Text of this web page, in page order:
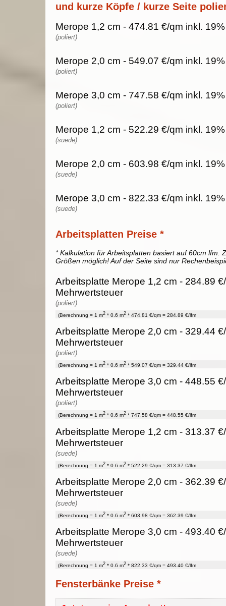
und kurze Köpfe / kurze Seite
Merope 1,2 cm - 474.81 €/qm inkl.
(poliert)
Merope 2,0 cm - 549.07 €/qm inkl.
(poliert)
Merope 3,0 cm - 747.58 €/qm inkl.
(poliert)
Merope 1,2 cm - 522.29 €/qm inkl.
(suede)
Merope 2,0 cm - 603.98 €/qm inkl.
(suede)
Merope 3,0 cm - 822.33 €/qm inkl.
(suede)
Arbeitsplatten Preise *
* Kalkulation für Arbeitsplatten basiert auf 60cm lfm.
Größen möglich! Auf der Seite sind nur
Arbeitsplatte Merope 1,2 cm - 284.89
Mehrwertsteuer
(poliert)
(Berechnung = 1 m2 * 0.6 m2 * 474.81 €/qm = 284.89 €/lfm
Arbeitsplatte Merope 2,0 cm - 329.44
Mehrwertsteuer
(poliert)
(Berechnung = 1 m2 * 0.6 m2 * 549.07 €/qm = 329.44 €/lfm
Arbeitsplatte Merope 3,0 cm - 448.55
Mehrwertsteuer
(poliert)
(Berechnung = 1 m2 * 0.6 m2 * 747.58 €/qm = 448.55 €/lfm
Arbeitsplatte Merope 1,2 cm - 313.37
Mehrwertsteuer
(suede)
(Berechnung = 1 m2 * 0.6 m2 * 522.29 €/qm = 313.37 €/lfm
Arbeitsplatte Merope 2,0 cm - 362.39
Mehrwertsteuer
(suede)
(Berechnung = 1 m2 * 0.6 m2 * 603.98 €/qm = 362.39 €/lfm
Arbeitsplatte Merope 3,0 cm - 493.40
Mehrwertsteuer
(suede)
(Berechnung = 1 m2 * 0.6 m2 * 822.33 €/qm = 493.40 €/lfm
Fensterbänke Preise *